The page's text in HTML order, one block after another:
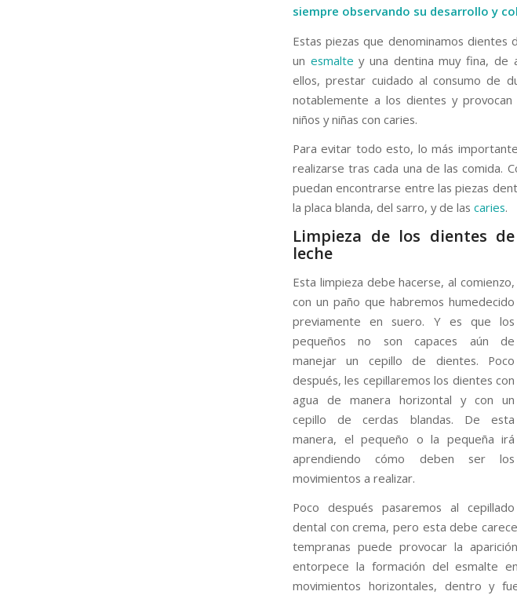
siempre observando su desarrollo y
Estas piezas que denominamos dientes
un esmalte y una dentina muy fina, de
ellos, prestar cuidado al consumo de
notablemente a los dientes y
niños y niñas con caries.
Para evitar todo esto, lo más
realizarse tras cada una de las comida.
puedan encontrarse entre las piezas
la placa blanda, del sarro, y de las caries.
Limpieza de los dientes de
leche
Esta limpieza debe hacerse, al comienzo,
con un paño que habremos humedecido
previamente en suero. Y es que los
pequeños no son capaces aún de
manejar un cepillo de dientes. Poco
después, les cepillaremos los dientes con
agua de manera horizontal y con un
cepillo de cerdas blandas. De esta
manera, el pequeño o la pequeña irá
aprendiendo cómo deben ser los
movimientos a realizar.
Poco después pasaremos al cepillado
dental con crema, pero esta debe
tempranas puede provocar la
entorpece la formación del esmalte
movimientos horizontales, dentro y